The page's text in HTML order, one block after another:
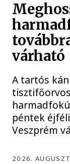
várható
A tartós
péntek
Veszprém
2026.